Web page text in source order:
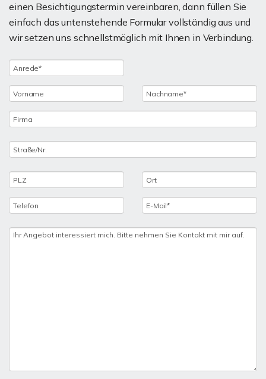
einen Besichtigungstermin vereinbaren, dann füllen Sie
einfach das untenstehende Formular vollständig aus und
wir setzen uns schnellstmöglich mit Ihnen in Verbindung.